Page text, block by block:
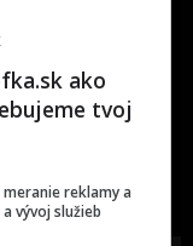
na
svete
ako
tvoj
reklamy a
vývoj služieb